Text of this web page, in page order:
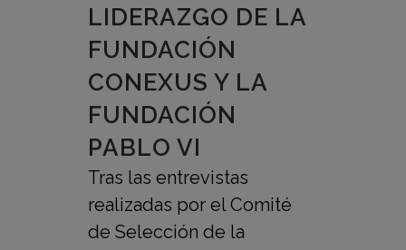
LIDERAZGO DE LA
FUNDACIÓN
CONEXUS Y LA
FUNDACIÓN
PABLO VI
Tras las entrevistas
realizadas por el Comité
de Selección de la